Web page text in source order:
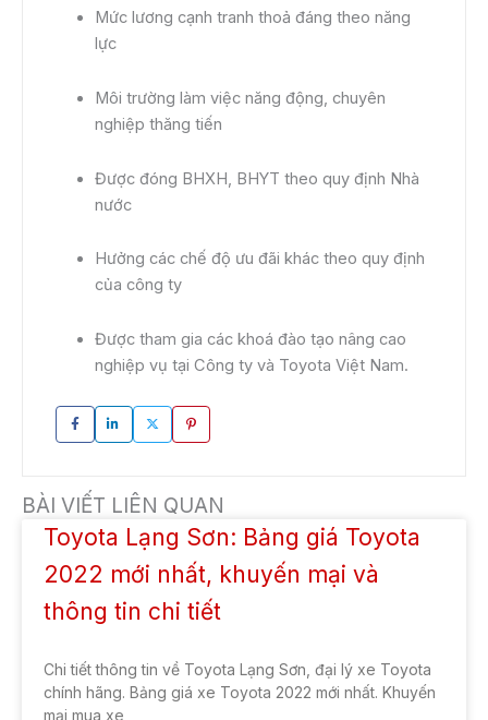
Mức lương cạnh tranh thoả đáng theo năng
lực
Môi trường làm việc năng động, chuyên
nghiệp thăng tiến
Được đóng BHXH, BHYT theo quy định Nhà
nước
Hưởng các chế độ ưu đãi khác theo quy định
của công ty
Được tham gia các khoá đào tạo nâng cao
nghiệp vụ tại Công ty và Toyota Việt Nam.
BÀI VIẾT LIÊN QUAN
Toyota Lạng Sơn: Bảng giá Toyota
2022 mới nhất, khuyến mại và
thông tin chi tiết
Chi tiết thông tin về Toyota Lạng Sơn, đại lý xe Toyota
chính hãng. Bảng giá xe Toyota 2022 mới nhất. Khuyến
mại mua xe